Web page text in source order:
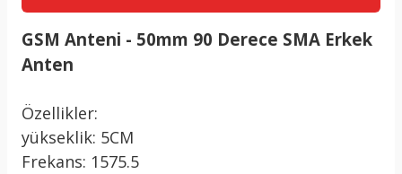
GSM Anteni - 50mm 90 Derece SMA Erkek
Anten
Özellikler:
yükseklik: 5CM
Frekans: 1575.5